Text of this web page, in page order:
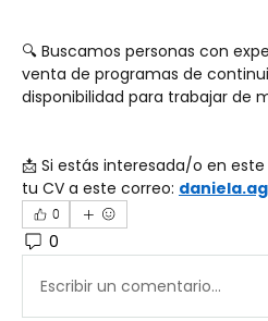
🔍 Buscamos personas con
venta de programas de
disponibilidad para trabajar de
📩 Si estás interesada/o en
tu CV a este correo:
0
0
Escribir un comentario...